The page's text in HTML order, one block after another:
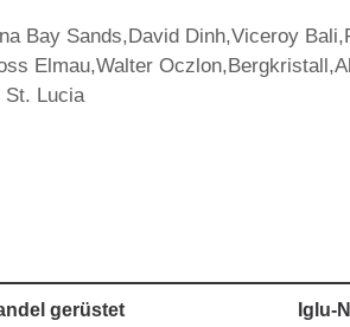
Bay Sands,David Dinh,Viceroy
Elmau,Walter
St. Lucia
gerüstet
Iglu-